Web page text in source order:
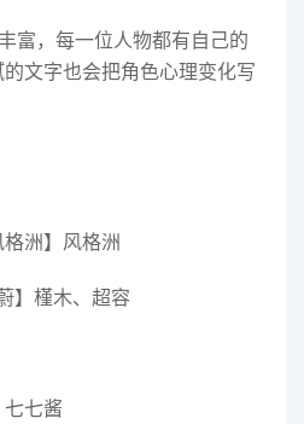
富，每一位人物都有自己的
文字也会把角色心理变化写
洲】风格洲
】槿木、超容
七酱